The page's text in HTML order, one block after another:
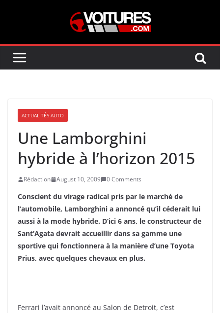
ACTUALITÉS AUTO
Une Lamborghini
hybride à l’horizon 2015
Rédaction August 10, 2009 0 Comments
Conscient du virage radical pris par le marché de
l’automobile, Lamborghini a annoncé qu’il céderait lui
aussi à la mode hybride. D’ici 6 ans, le constructeur de
Sant’Agata devrait accueillir dans sa gamme une
sportive qui fonctionnera à la manière d’une Toyota
Prius, avec quelques chevaux en plus.
Ferrari l’avait annoncé au Salon de Detroit, c’est